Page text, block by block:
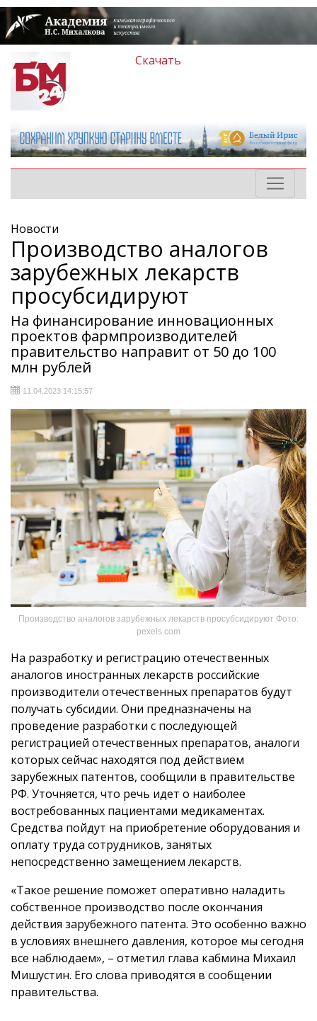
Скачать
Новости
Производство аналогов
зарубежных лекарств
просубсидируют
На финансирование инновационных
проектов фармпроизводителей
правительство направит от 50 до 100
млн рублей
11.04.2023 14:15:57
Производство аналогов зарубежных лекарств просубсидируют Фото:
pexels.com
На разработку и регистрацию отечественных
аналогов иностранных лекарств российские
производители отечественных препаратов будут
получать субсидии. Они предназначены на
проведение разработки с последующей
регистрацией отечественных препаратов, аналоги
которых сейчас находятся под действием
зарубежных патентов, сообщили в правительстве
РФ. Уточняется, что речь идет о наиболее
востребованных пациентами медикаментах.
Средства пойдут на приобретение оборудования и
оплату труда сотрудников, занятых
непосредственно замещением лекарств.
«Такое решение поможет оперативно наладить
собственное производство после окончания
действия зарубежного патента. Это особенно важно
в условиях внешнего давления, которое мы сегодня
все наблюдаем», – отметил глава кабмина Михаил
Мишустин. Его слова приводятся в сообщении
правительства.